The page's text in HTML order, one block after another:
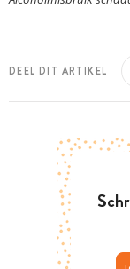
DEEL DIT ARTIKEL